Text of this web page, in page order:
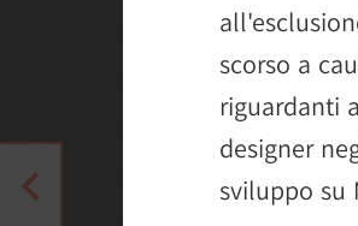
scorso a
riguardanti
designer
sviluppo su